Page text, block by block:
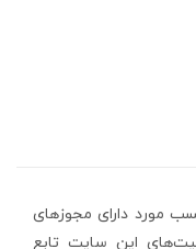
مورد دارای مجوزهای
اين سايت تابع